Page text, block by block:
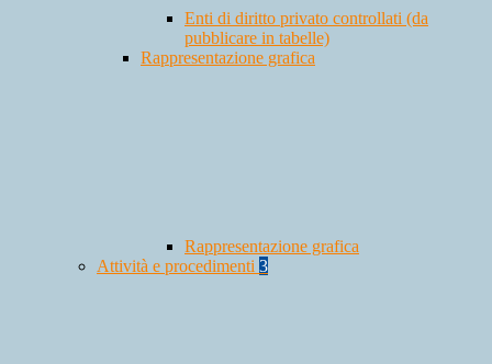
Enti di diritto privato controllati (da
pubblicare in tabelle)
Rappresentazione grafica
Rappresentazione grafica
Attività e procedimenti 3